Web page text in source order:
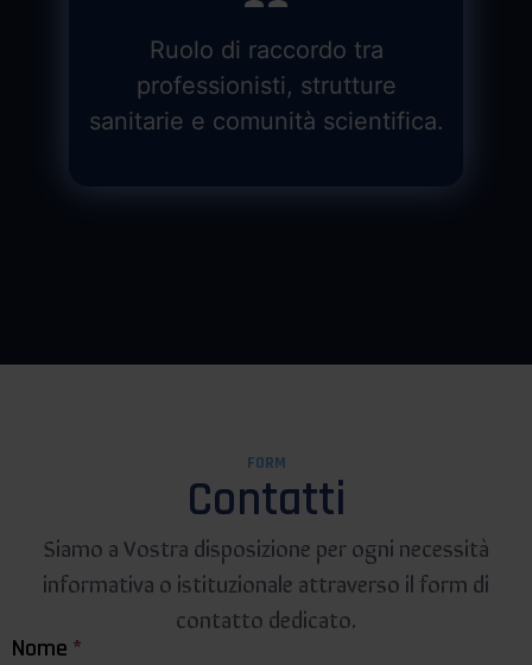
Ruolo di raccordo tra
professionisti, strutture
sanitarie e comunità scientifica.
FORM
Contatti
Siamo a Vostra disposizione per ogni necessità
informativa o istituzionale attraverso il form di
contatto dedicato.
Nome *